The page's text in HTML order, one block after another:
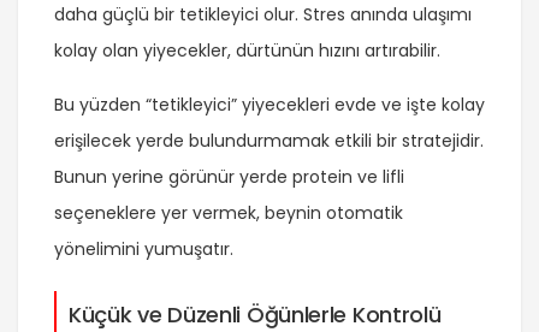
daha güçlü bir tetikleyici olur. Stres anında ulaşımı
kolay olan yiyecekler, dürtünün hızını artırabilir.
Bu yüzden “tetikleyici” yiyecekleri evde ve işte kolay
erişilecek yerde bulundurmamak etkili bir stratejidir.
Bunun yerine görünür yerde protein ve lifli
seçeneklere yer vermek, beynin otomatik
yönelimini yumuşatır.
Küçük ve Düzenli Öğünlerle Kontrolü